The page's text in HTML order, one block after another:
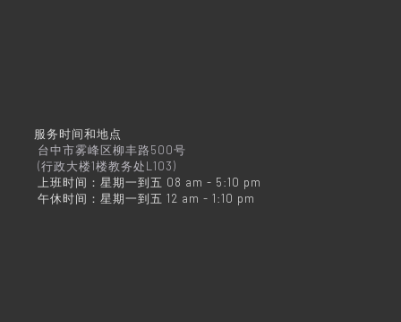
服务时间和地点
台中市雾峰区柳丰路500号
(行政大楼1楼教务处L103)
上班时间：星期一到五 08 am - 5:10 pm
午休时间：星期一到五 12 am - 1:10 pm